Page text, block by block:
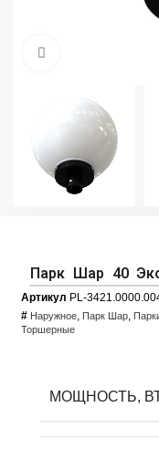
Парк Шар 40
Артикул PL-
# Наружное, Парк Шар,
Торшерные
МОЩНОСТЬ,